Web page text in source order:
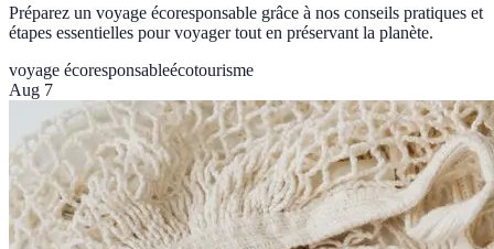
Préparez un voyage écoresponsable grâce à nos conseils pratiques et
étapes essentielles pour voyager tout en préservant la planète.
voyage écoresponsableécotourisme
Aug 7